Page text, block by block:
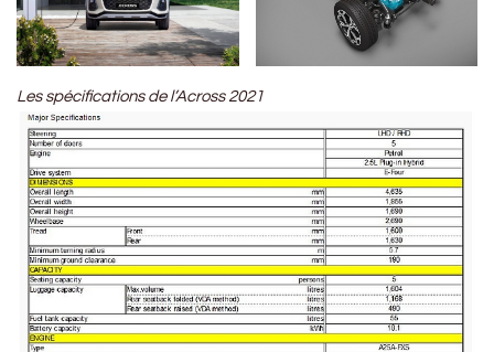
Les spécifications de l’Across 2021